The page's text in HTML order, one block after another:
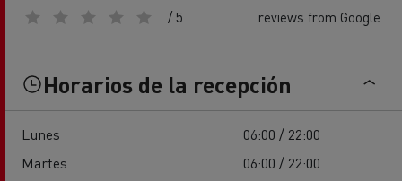
/ 5 reviews from Google
Horarios de la recepción
Lunes
06:00 / 22:00
Martes
06:00 / 22:00